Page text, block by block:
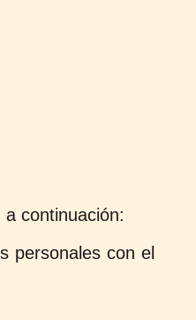
continuación:
personales con el